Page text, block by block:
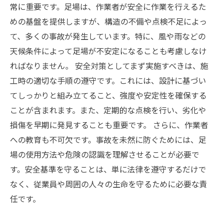
常に重要です。足場は、作業者が安全に作業を行えるた
めの基盤を提供しますが、構造の不備や点検不足によっ
て、多くの事故が発生しています。特に、風や雨などの
天候条件によって足場が不安定になることも考慮しなけ
ればなりません。 安全対策としてまず実施すべきは、施
工時の適切な手順の遵守です。これには、設計に基づい
てしっかりと組み立てること、強度や安定性を確保する
ことが含まれます。また、定期的な点検を行い、劣化や
損傷を早期に発見することも重要です。 さらに、作業者
への教育も不可欠です。事故を未然に防ぐためには、足
場の使用方法や危険の認識を理解させることが必要で
す。安全基準を守ることは、単に法律を遵守するだけで
なく、従業員や周囲の人々の生命を守るために必要な責
任です。